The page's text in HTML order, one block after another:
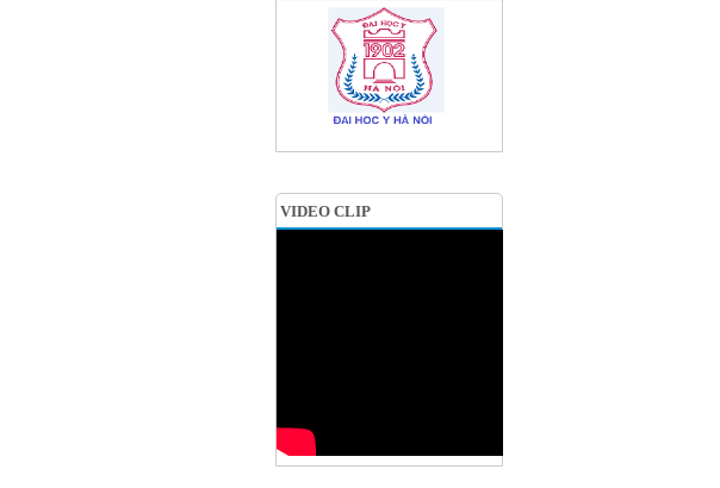
VIDEO CLIP